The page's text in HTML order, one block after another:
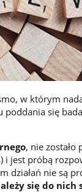
w którym
poddania się
, nie zostało
i jest próbą
działań nie są
się do nich